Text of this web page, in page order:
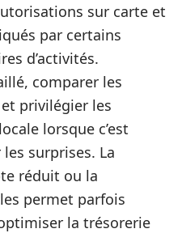
sur carte et
par certains
d’activités.
comparer les
privilégier les
lorsque c’est
surprises. La
réduit ou la
permet parfois
la trésorerie